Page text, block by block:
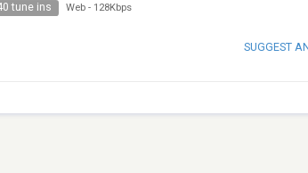
tune ins Web - 128Kbps
SUGGEST